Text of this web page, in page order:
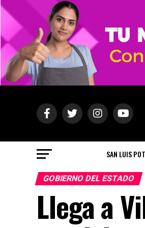
SAN LUIS
GOBIERNO DEL ESTADO
Llega a